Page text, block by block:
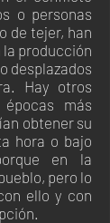
o personas
de tejer, han
la producción
desplazados
Hay otros
más
obtener su
hora o bajo
en la
pero lo
ello y con